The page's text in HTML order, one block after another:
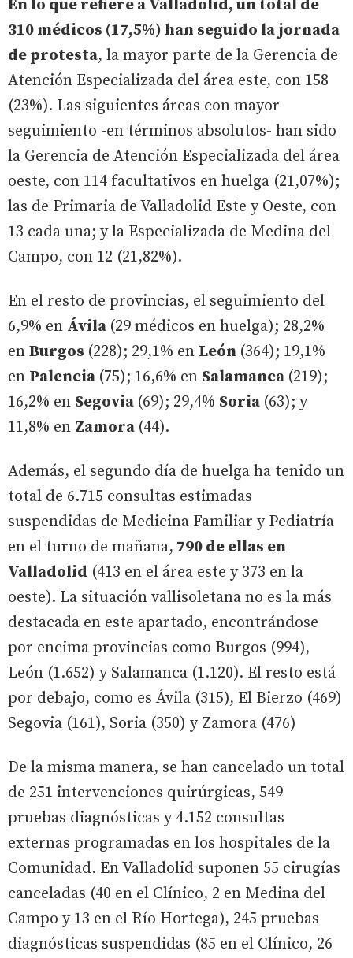
En lo que refiere a Valladolid, un total de
310 médicos (17,5%) han seguido la jornada
de protesta, la mayor parte de la Gerencia de
Atención Especializada del área este, con 158
(23%). Las siguientes áreas con mayor
seguimiento -en términos absolutos- han sido
la Gerencia de Atención Especializada del área
oeste, con 114 facultativos en huelga (21,07%);
las de Primaria de Valladolid Este y Oeste, con
13 cada una; y la Especializada de Medina del
Campo, con 12 (21,82%).
En el resto de provincias, el seguimiento del
6,9% en Ávila (29 médicos en huelga); 28,2%
en Burgos (228); 29,1% en León (364); 19,1%
en Palencia (75); 16,6% en Salamanca (219);
16,2% en Segovia (69); 29,4% Soria (63); y
11,8% en Zamora (44).
Además, el segundo día de huelga ha tenido un
total de 6.715 consultas estimadas
suspendidas de Medicina Familiar y Pediatría
en el turno de mañana, 790 de ellas en
Valladolid (413 en el área este y 373 en la
oeste). La situación vallisoletana no es la más
destacada en este apartado, encontrándose
por encima provincias como Burgos (994),
León (1.652) y Salamanca (1.120). El resto está
por debajo, como es Ávila (315), El Bierzo (469)
Segovia (161), Soria (350) y Zamora (476)
De la misma manera, se han cancelado un total
de 251 intervenciones quirúrgicas, 549
pruebas diagnósticas y 4.152 consultas
externas programadas en los hospitales de la
Comunidad. En Valladolid suponen 55 cirugías
canceladas (40 en el Clínico, 2 en Medina del
Campo y 13 en el Río Hortega), 245 pruebas
diagnósticas suspendidas (85 en el Clínico, 26